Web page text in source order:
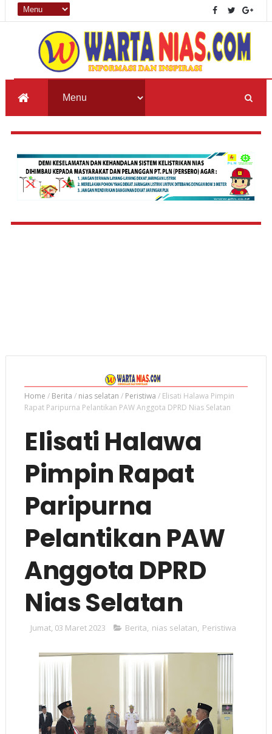
Home / Berita / nias selatan / Peristiwa / Elisati Halawa Pimpin
Rapat Paripurna Pelantikan PAW Anggota DPRD Nias Selatan
Elisati Halawa
Pimpin Rapat
Paripurna
Pelantikan PAW
Anggota DPRD
Nias Selatan
Jumat, 03 Maret 2023 Berita, nias selatan, Peristiwa